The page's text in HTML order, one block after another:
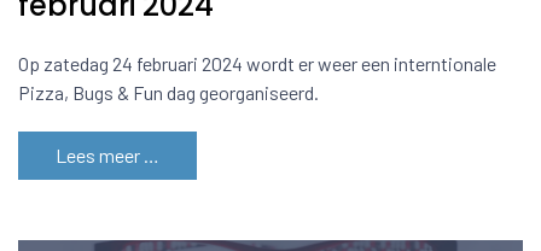
Op zatedag 24 februari 2024 wordt er weer een interntionale
Pizza, Bugs & Fun dag georganiseerd.
Lees meer …